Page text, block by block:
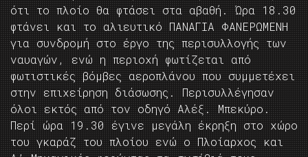
ότι το πλοίο θα φτάσει στα αβαθή. Ώρα 18.30
φτάνει και το αλιευτικό ΠΑΝΑΓΙΑ ΦΑΝΕΡΩΜΕΝΗ
για συνδρομή στο έργο της περισυλλογής των
ναυαγών, ενώ η περιοχή φωτίζεται από
φωτιστικές βόμβες αεροπλάνου που συμμετέχει
στην επιχείρηση διάσωσης. Περισυλλέγησαν
όλοι εκτός από τον οδηγό Αλέξ. Μπεκύρο.
Περί ώρα 19.30 έγινε μεγάλη έκρηξη στο χώρο
του γκαράζ του πλοίου ενώ ο Πλοίαρχος και